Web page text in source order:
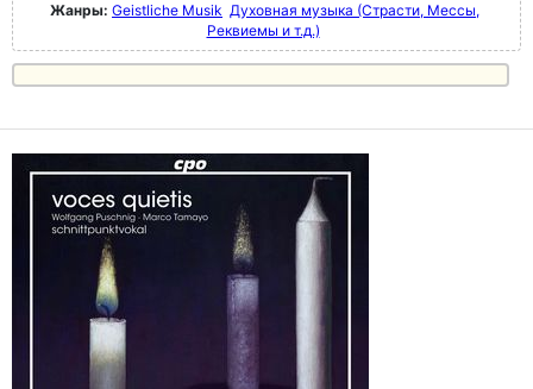
Жанры: Geistliche Musik Духовная музыка (Страсти, Мессы,
Реквиемы и т.д.)